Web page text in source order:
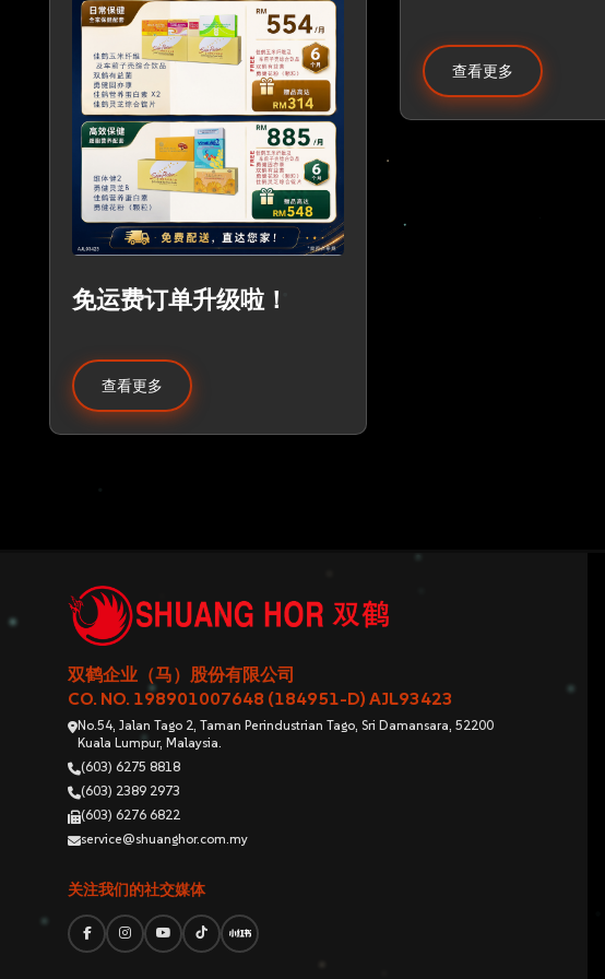
免运费订单升级啦！
查看更多
查看更多
双鹤企业（马）股份有限公司
CO. NO. 198901007648 (184951-D) AJL93423
No.54, Jalan Tago 2, Taman Perindustrian Tago, Sri Damansara, 52200
Kuala Lumpur, Malaysia.
(603) 6275 8818
(603) 2389 2973
(603) 6276 6822
service@shuanghor.com.my
关注我们的社交媒体